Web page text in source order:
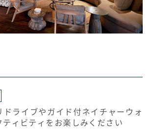
ドライブやガイド付ネイチャーウォ
ティビティをお楽しみください